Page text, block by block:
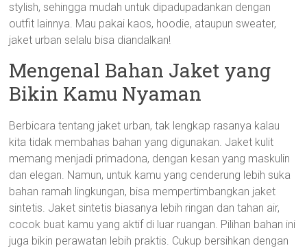
stylish, sehingga mudah untuk dipadupadankan dengan
outfit lainnya. Mau pakai kaos, hoodie, ataupun sweater,
jaket urban selalu bisa diandalkan!
Mengenal Bahan Jaket yang
Bikin Kamu Nyaman
Berbicara tentang jaket urban, tak lengkap rasanya kalau
kita tidak membahas bahan yang digunakan. Jaket kulit
memang menjadi primadona, dengan kesan yang maskulin
dan elegan. Namun, untuk kamu yang cenderung lebih suka
bahan ramah lingkungan, bisa mempertimbangkan jaket
sintetis. Jaket sintetis biasanya lebih ringan dan tahan air,
cocok buat kamu yang aktif di luar ruangan. Pilihan bahan ini
juga bikin perawatan lebih praktis. Cukup bersihkan dengan